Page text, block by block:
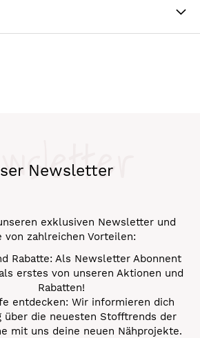
Newsletter
exklusiven Newsletter und
von zahlreichen Vorteilen:
Rabatte: Als Newsletter Abonnent
erstes von unseren Aktionen und
Rabatten!
entdecken: Wir informieren dich
über die neuesten Stofftrends der
mit uns deine neuen Nähprojekte.